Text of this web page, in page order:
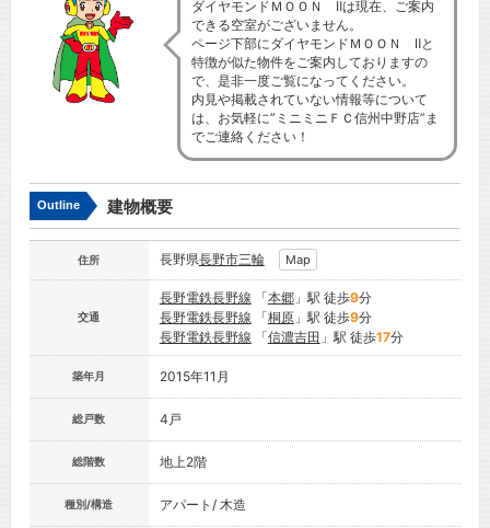
ダイヤモンドＭＯＯＮ Ⅱは現在、ご案内
できる空室がございません。
ページ下部にダイヤモンドＭＯＯＮ Ⅱと
特徴が似た物件をご案内しておりますの
で、是非一度ご覧になってください。
内見や掲載されていない情報等について
は、お気軽に”ミニミニＦＣ信州中野店”ま
でご連絡ください！
Outline 建物概要
住所 長野県長野市三輪 Map
交通
長野電鉄長野線 「本郷」駅 徒歩9分
長野電鉄長野線 「桐原」駅 徒歩9分
長野電鉄長野線 「信濃吉田 」駅 徒歩17分
築年月 2015年11月
総戸数 4戸
総階数 地上2階
種別/構造 アパート/ 木造